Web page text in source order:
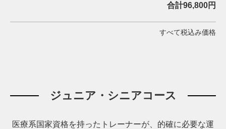
合計96,800円
すべて税込み価格
ジュニア・シニアコース
医療系国家資格を持ったトレーナーが、的確に必要な運